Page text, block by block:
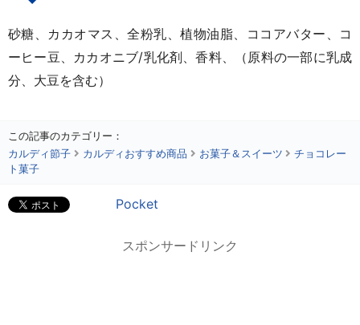
砂糖、カカオマス、全粉乳、植物油脂、ココアバター、コ
ーヒー豆、カカオニブ/乳化剤、香料、（原料の一部に乳成
分、大豆を含む）
この記事のカテゴリー：
カルディ節子
カルディおすすめ商品 お菓子＆スイーツ
チョコレー
ト菓子
Pocket
スポンサードリンク